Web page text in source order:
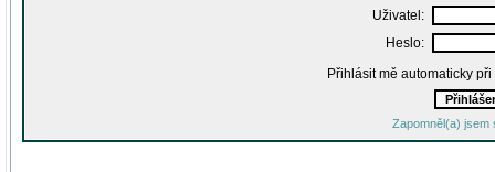
Uživatel:
Heslo:
Přihlásit mě automaticky
Zapomněl(a) jsem